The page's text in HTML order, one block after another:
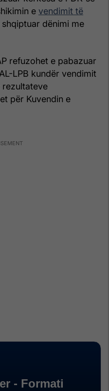
e vendimit të
dënimi me
refuzohet e pabazuar
LPB kundër vendimit
rezultateve
për Kuvendin e